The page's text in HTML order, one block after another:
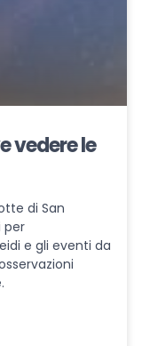
vedere le
di San
per
e gli eventi da